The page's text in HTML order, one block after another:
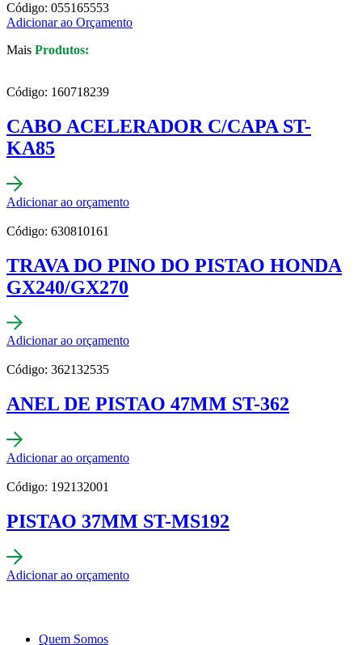
Código: 055165553
Adicionar ao Orçamento
Mais Produtos:
Código: 160718239
CABO ACELERADOR C/CAPA ST-
KA85
Adicionar ao orçamento
Código: 630810161
TRAVA DO PINO DO PISTAO HONDA
GX240/GX270
Adicionar ao orçamento
Código: 362132535
ANEL DE PISTAO 47MM ST-362
Adicionar ao orçamento
Código: 192132001
PISTAO 37MM ST-MS192
Adicionar ao orçamento
Quem Somos